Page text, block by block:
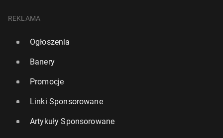
REKLAMA
Ogłoszenia
Banery
Promocje
Linki Sponsorowane
Artykuły Sponsorowane